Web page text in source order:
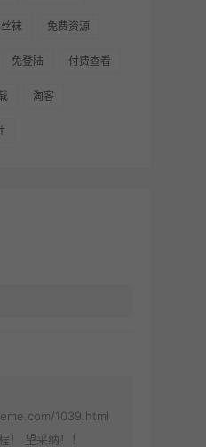
丝袜 免费资源
免登陆 付费查看
淘客
1039.html
！ 望采纳！！